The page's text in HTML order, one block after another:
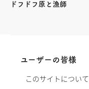
ドフドフ原と漁師
ユーザーの皆様
このサイトについて